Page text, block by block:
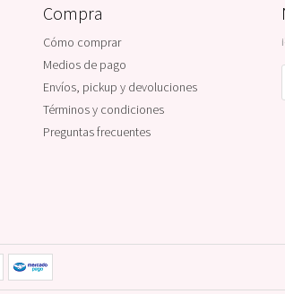
Compra
Cómo comprar
Medios de pago
Envíos, pickup y devoluciones
Términos y condiciones
Preguntas frecuentes